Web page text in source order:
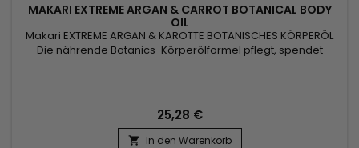
MAKARI EXTREME ARGAN & CARROT BOTANICAL BODY
OIL
Makari EXTREME ARGAN & KAROTTE BOTANISCHES KÖRPERÖL
Die nährende Botanics-Körperölformel pflegt, spendet
verleiht der Haut einen strahlenden Glanz. Leichtes, nicht
fettendes Pflanzenöl...
25,28 €
 In den Warenkorb